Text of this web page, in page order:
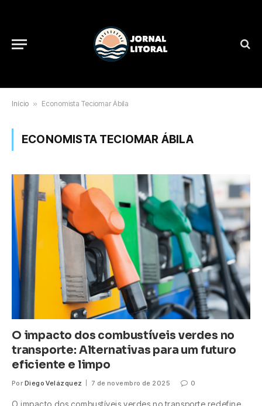
Início » Economista Teciomar Ábila
ECONOMISTA TECIOMAR ÁBILA
O impacto dos combustíveis verdes no
transporte: Alternativas para um futuro
eficiente e limpo
Por Diego Velázquez 7 de novembro de 2025 0